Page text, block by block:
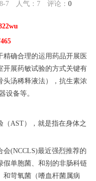
7 人气： 7评论： 0
精确合理的运用药品开展医
开展药敏试验的方式关键有
头汤稀释液法），抗生素浓
设备等。
AST），就是指在身体之
(NCCLS)最近强烈推荐的
假单胞菌、和别的非肠科链
和苛氧菌（嗜血杆菌属病